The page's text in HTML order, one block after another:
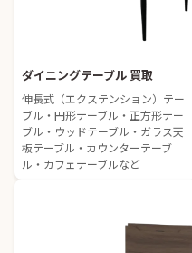
ダイニングテーブル 買取
伸長式（エクステンション）テー
ブル・円形テーブル・正方形テー
ブル・ウッドテーブル・ガラス天
板テーブル・カウンターテーブ
ル・カフェテーブルなど